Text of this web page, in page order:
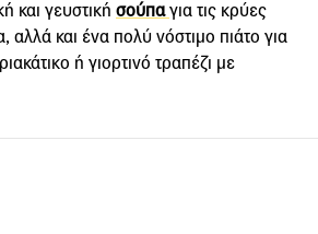
και γευστική σούπαγια τις κρύες
αλλά και ένα πολύ νόστιμο πιάτο για
ή γιορτινό τραπέζι με